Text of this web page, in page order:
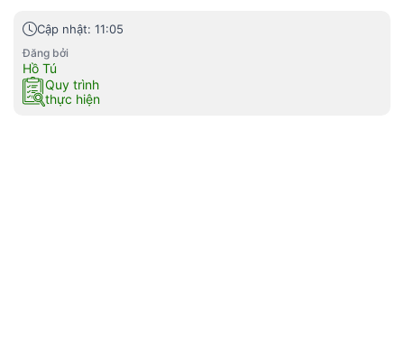
Cập nhật: 11:05
Đăng bởi
Hồ Tú
Quy trình
thực hiện